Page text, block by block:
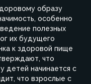
образу
особенно
полезных
их будущего
к здоровой пище
что
детей начинается с
что взрослые с